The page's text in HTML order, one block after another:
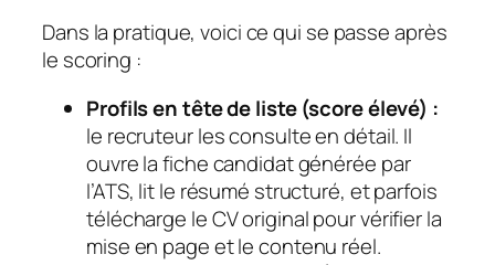
Dans la pratique, voici ce qui se passe après
le scoring :
Profils en tête de liste (score élevé) :
le recruteur les consulte en détail. Il
ouvre la fiche candidat générée par
l’ATS, lit le résumé structuré, et parfois
télécharge le CV original pour vérifier la
mise en page et le contenu réel.